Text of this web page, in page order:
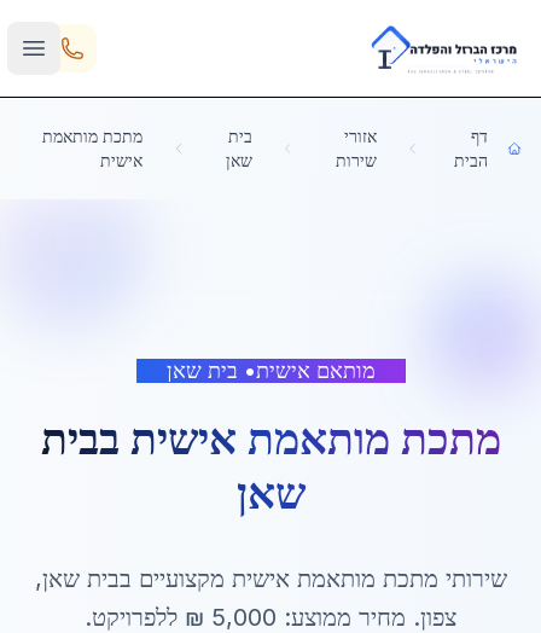
Skip to main content
דף
הבית
אזורי
שירות
בית
שאן
מתכת מותאמת
אישית
מותאם אישית• בית שאן
מתכת מותאמת אישית בבית
שאן
שירותי מתכת מותאמת אישית מקצועיים בבית שאן,
צפון. מחיר ממוצע: 5,000 ₪ ללפרויקט.